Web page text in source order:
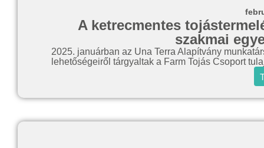
A ketrecmentes
szakmai
2025. januárban az Una Terra Alapítvány
lehetőségeiről tárgyaltak a Farm Tojás Csoport